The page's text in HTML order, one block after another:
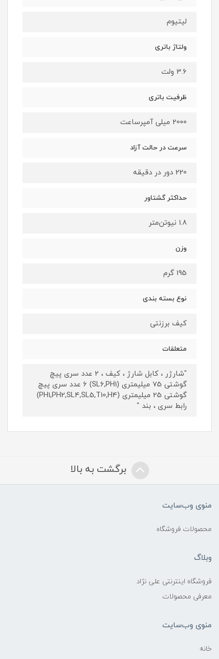
لیتیوم
ولتاژ باتری
3.6 ولت
ظرفیت باتری
2000 میلی آمپرساعت
سرعت در حالت آزاد
220 دور در دقیقه
حداکثر گشتاور
1.8 نیوتن‌متر
وزن
195 گرم
نوع بسته ‌بندی
کیف برزنتی
متعلقات
"شارژر ، کابل شارژ ، کیف ، 2 عدد سری پیچ
گوشتی 75 میلیمتری (SL6,PH1) 6 عدد سری پیچ
گوشتی 25 میلیمتری (PH1,PH2,SL4,SL5,T10,H4)
رابط سری ، بند "
برگشت به بالا
منوی وب‌سایت
محصولات فروشگاه
وبلاگ
فروشگاه اینترنتی علی نژاد
معرفی محصولات
منوی وب‌سایت
خانه